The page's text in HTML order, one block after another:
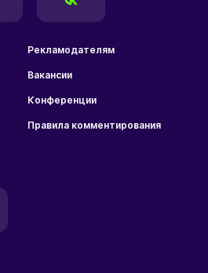
Рекламодателям
Вакансии
Конференции
Правила комментирования